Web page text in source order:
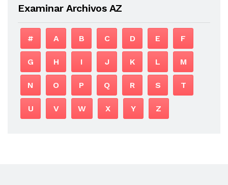
Examinar Archivos AZ
# A B C D E F
G H I J K L M
N O P Q R S T
U V W X Y Z